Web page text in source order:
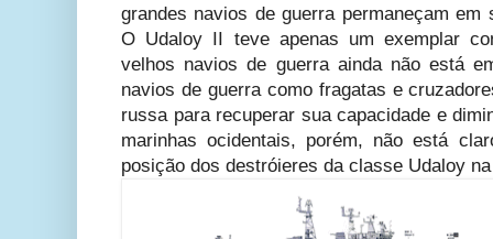
grandes navios de guerra permaneçam
O Udaloy II teve apenas um exemplar
velhos navios de guerra ainda não está
navios de guerra como fragatas e
russa para recuperar sua capacidade e
marinhas ocidentais, porém, não está
posição dos destróieres da classe Udaloy